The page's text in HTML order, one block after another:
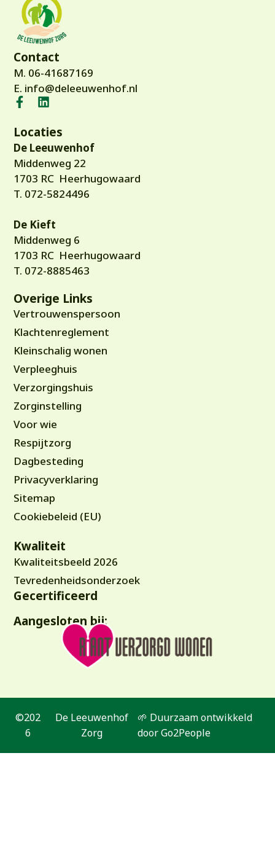
Contact
M. 06-41687169
E. info@deleeuwenhof.nl
Locaties
De Leeuwenhof
Middenweg 22
1703 RC Heerhugowaard
T. 072-5824496
De Kieft
Middenweg 6
1703 RC Heerhugowaard
T. 072-8885463
Overige Links
Vertrouwenspersoon
Klachtenreglement
Kleinschalig wonen
Verpleeghuis
Verzorgingshuis
Zorginstelling
Voor wie
Respijtzorg
Dagbesteding
Privacyverklaring
Sitemap
Cookiebeleid (EU)
Kwaliteit
Kwaliteitsbeeld 2026
Tevredenheidsonderzoek
Gecertificeerd
Aangesloten bij:
©202
6
De Leeuwenhof
Zorg
🌱 Duurzaam ontwikkeld
door Go2People